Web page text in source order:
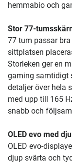
hemmabio och
Stor 77-
77 tum passar
sittplatsen
Storleken ger en
gaming samtidigt
detaljer över hela
med upp till 165
snabb och
OLED evo med
OLED evo-
djup svärta och